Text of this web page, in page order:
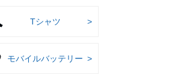
Tシャツ
モバイルバッテリー